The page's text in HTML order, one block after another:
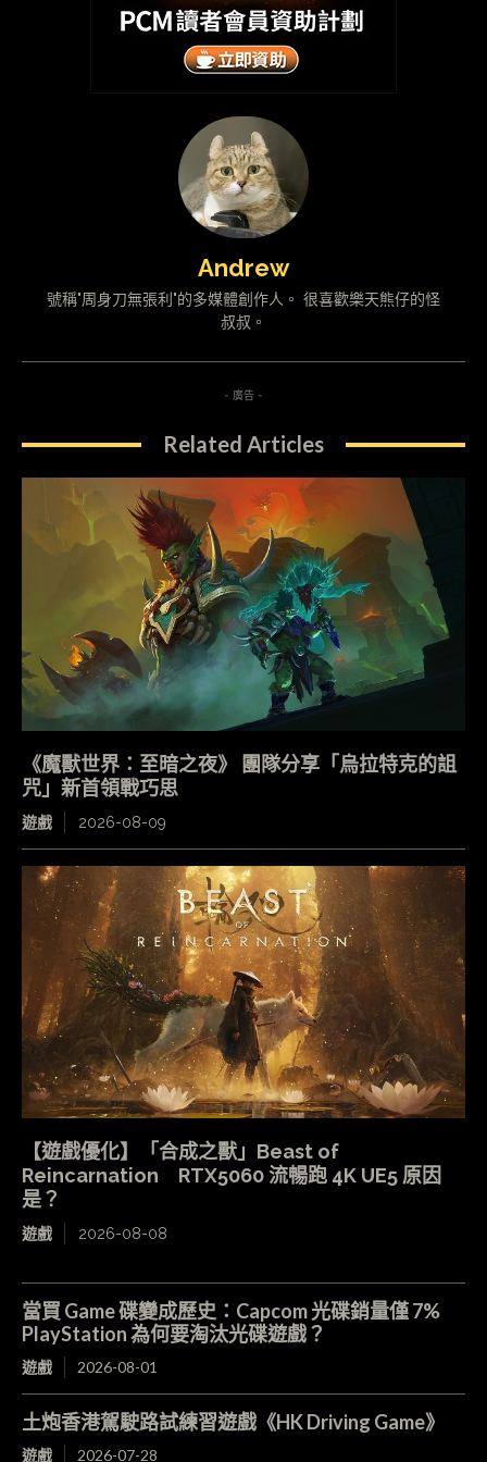
Andrew
號稱"周身刀無張利"的多媒體創作人。 很喜歡樂天熊仔的怪
叔叔。
- 廣告 -
Related Articles
《魔獸世界：至暗之夜》 團隊分享「烏拉特克的詛
咒」新首領戰巧思
遊戲 2026-08-09
【遊戲優化】「合成之獸」Beast of
Reincarnation RTX5060 流暢跑 4K UE5 原因
是？
遊戲 2026-08-08
當買 Game 碟變成歷史：Capcom 光碟銷量僅 7%
PlayStation 為何要淘汰光碟遊戲？
遊戲 2026-08-01
土炮香港駕駛路試練習遊戲《HK Driving Game》
遊戲 2026-07-28